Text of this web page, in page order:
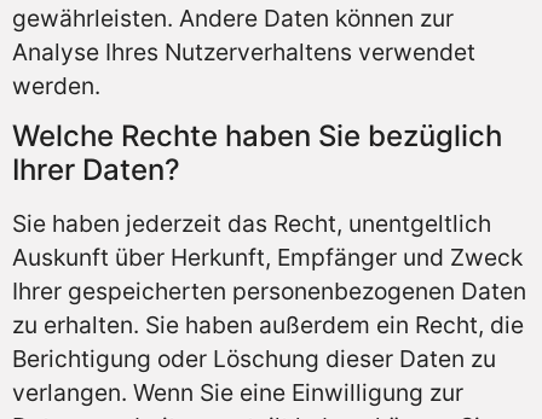
gewährleisten. Andere Daten können zur
Analyse Ihres Nutzerverhaltens verwendet
werden.
Welche Rechte haben Sie bezüglich
Ihrer Daten?
Sie haben jederzeit das Recht, unentgeltlich
Auskunft über Herkunft, Empfänger und Zweck
Ihrer gespeicherten personenbezogenen Daten
zu erhalten. Sie haben außerdem ein Recht, die
Berichtigung oder Löschung dieser Daten zu
verlangen. Wenn Sie eine Einwilligung zur